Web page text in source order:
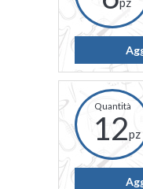
12pz